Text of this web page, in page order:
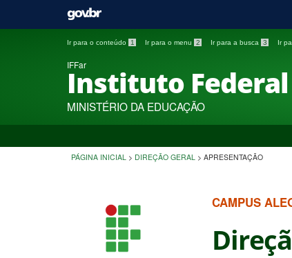
Ir para o conteúdo 1 Ir para o menu 2 Ir para a busca 3 Ir
IFFar
Instituto
MINISTÉRIO DA EDUCAÇÃO
PÁGINA INICIAL > DIREÇÃO GERAL > APRESENTAÇÃO
CAMPUS